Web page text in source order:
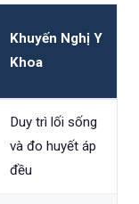
Khuyến Nghị Y
Khoa
Duy trì lối sống
và đo huyết áp
đều